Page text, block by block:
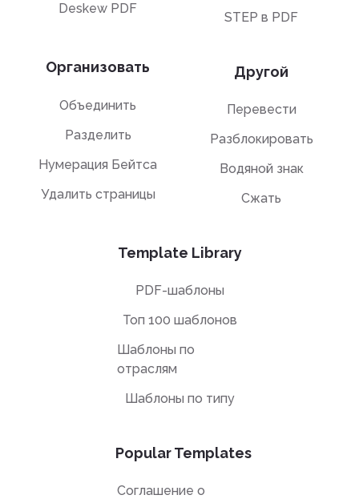
Deskew PDF
Организовать
Объединить
Разделить
Нумерация Бейтса
Удалить страницы
STEP в PDF
Другой
Перевести
Разблокировать
Водяной знак
Сжать
Template Library
PDF-шаблоны
Топ 100 шаблонов
Шаблоны по
отраслям
Шаблоны по типу
Popular Templates
Соглашение о